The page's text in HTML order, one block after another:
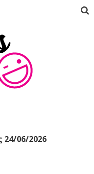
24/06/2026